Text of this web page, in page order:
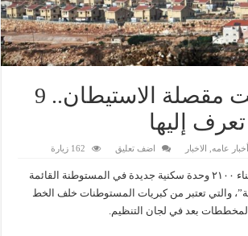
القدس تحت مقصلة الاستيطان.. 9
إليها
أخبار عامه, الاخبار اضف تعليق 162 زيارة
8. “جيلو”: من المقرر بناء ٢١٠٠ وحدة سكنية جديدة في المستوطنة القائمة
والتي تعتبر من كبريات المستوطنات خلف الخط
بعد في لجان التنظيم.